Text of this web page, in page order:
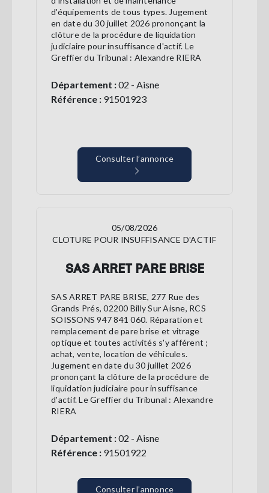
d'équipements de tous types. Jugement
en date du 30 juillet 2026 prononçant la
clôture de la procédure de liquidation
judiciaire pour insuffisance d'actif. Le
Greffier du Tribunal : Alexandre RIERA
Département :02 - Aisne
Référence : 91501923
Consulter l’annonce
05/08/2026
CLOTURE POUR INSUFFISANCE D'ACTIF
SAS ARRET PARE BRISE
SAS ARRET PARE BRISE, 277 Rue des
Grands Prés, 02200 Billy Sur Aisne, RCS
SOISSONS 947 841 060. Réparation et
remplacement de pare brise et vitrage
optique et toutes activités s'y afférent ;
achat, vente, location de véhicules.
Jugement en date du 30 juillet 2026
prononçant la clôture de la procédure de
liquidation judiciaire pour insuffisance
d'actif. Le Greffier du Tribunal : Alexandre
RIERA
Département :02 - Aisne
Référence : 91501922
Consulter l’annonce